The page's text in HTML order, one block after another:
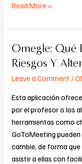
Read More »
Omegle: Qué
Riesgos Y
Leave a Comment /
Esta aplicación
por el profesor o los
herramientas como
GoToMeeting
cambie, de forma
asistir a ellas con
Omegle:
Qué
Cómo
Funciona,
Riesgos
Y
Alternativas
De
Chat